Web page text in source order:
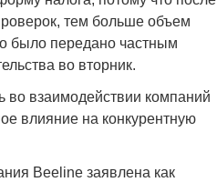
тем больше объем
было передано частным
во вторник.
во взаимодействии компаний
влияние на конкурентную
Beeline заявлена как
Война Миров